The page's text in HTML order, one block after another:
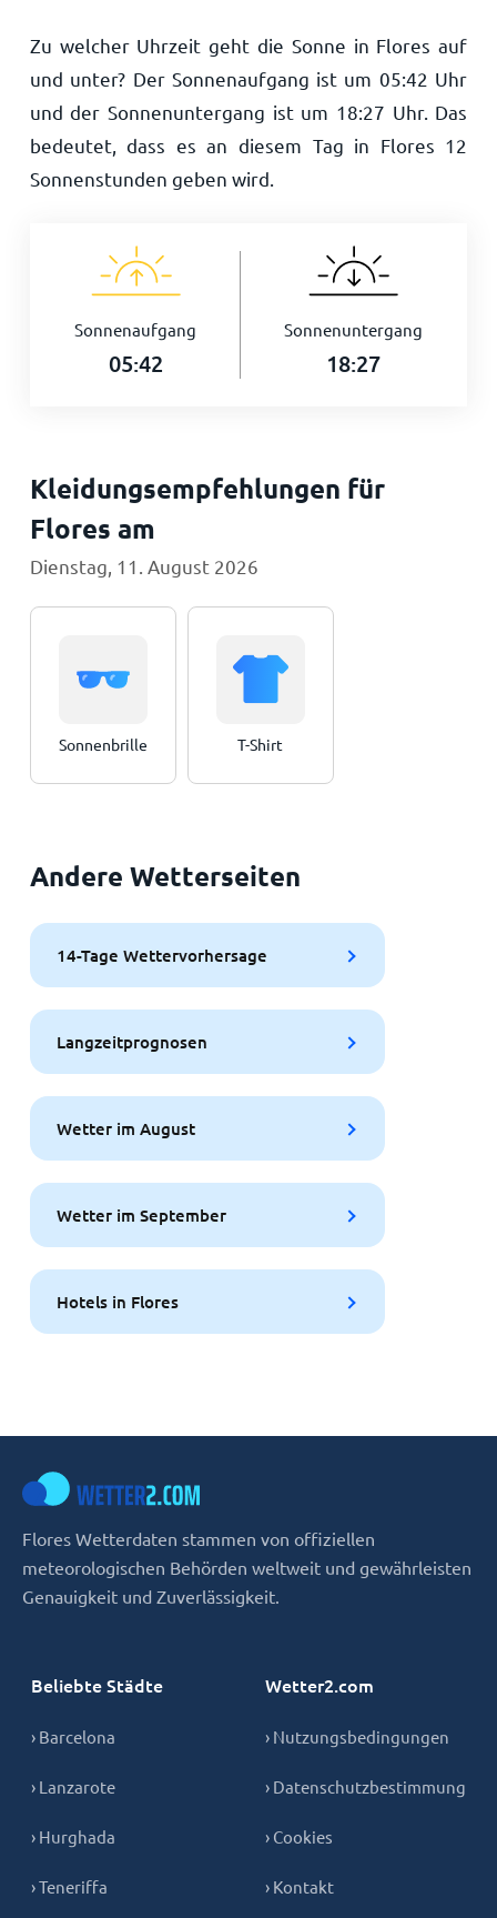
Zu welcher Uhrzeit geht die Sonne in Flores auf
und unter? Der Sonnenaufgang ist um 05:42 Uhr
und der Sonnenuntergang ist um 18:27 Uhr. Das
bedeutet, dass es an diesem Tag in Flores 12
Sonnenstunden geben wird.
Sonnenaufgang
05:42
Sonnenuntergang
18:27
Kleidungsempfehlungen für
Flores am
Dienstag, 11. August 2026
Sonnenbrille T-Shirt
Andere Wetterseiten
14-Tage Wettervorhersage
Langzeitprognosen
Wetter im August
Wetter im September
Hotels in Flores
Flores Wetterdaten stammen von offiziellen
meteorologischen Behörden weltweit und gewährleisten
Genauigkeit und Zuverlässigkeit.
Beliebte Städte
› Barcelona
› Lanzarote
› Hurghada
› Teneriffa
Wetter2.com
› Nutzungsbedingungen
› Datenschutzbestimmung
› Cookies
› Kontakt